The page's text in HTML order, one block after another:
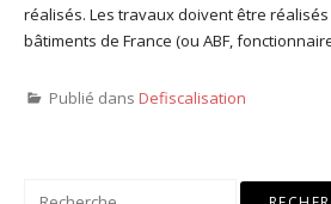
réalisés. Les travaux doivent être
bâtiments de France (ou ABF,
Publié dans Defiscalisation
Rechercher :